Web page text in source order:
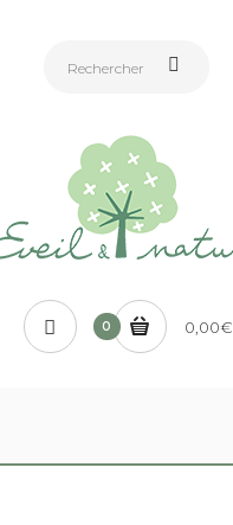
0 0,00€